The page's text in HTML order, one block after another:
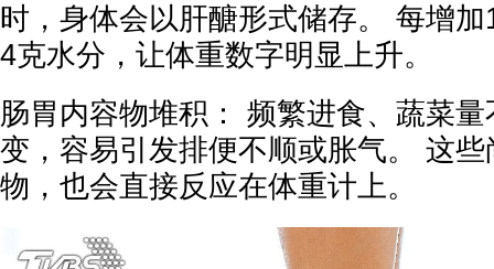
时，身体会以肝醣形式储存。 每增
4克水分，让体重数字明显上升。
肠胃内容物堆积： 频繁进食、蔬菜
变，容易引发排便不顺或胀气。 这
物，也会直接反应在体重计上。